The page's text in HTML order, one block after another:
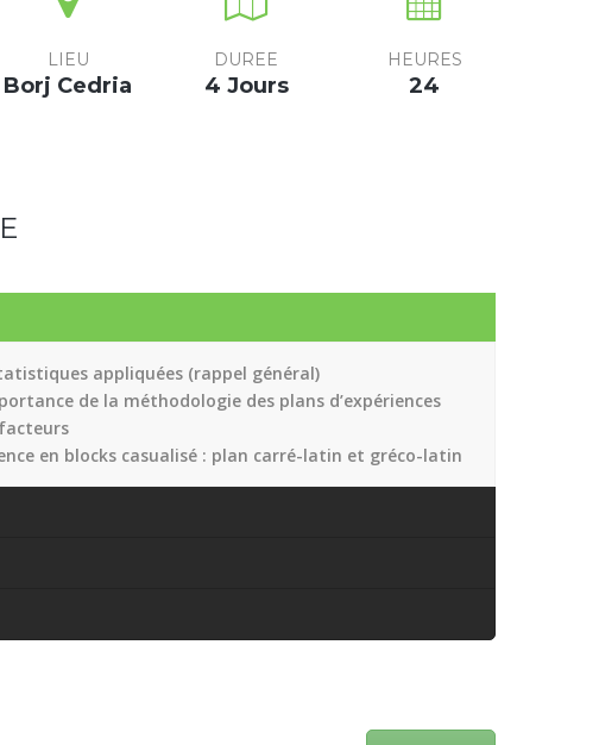
LIEU
Borj Cedria
DUREE
4 Jours
HEURES
24
appliquées (rappel général)
de la méthodologie des plans d’expériences
en blocks casualisé : plan carré-latin et gréco-latin